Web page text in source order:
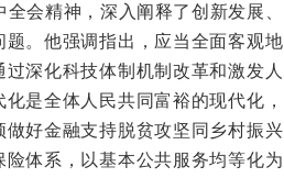
会精神，深入阐释了创新发展、
。他强调指出，应当全面客观地
深化科技体制机制改革和激发人
是全体人民共同富裕的现代化，
好金融支持脱贫攻坚同乡村振兴
体系，以基本公共服务均等化为